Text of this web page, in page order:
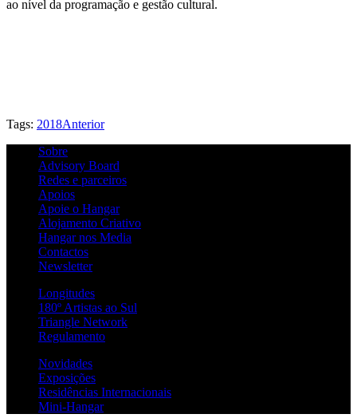
ao nível da programação e gestão cultural.
Tags: 2018Anterior
Sobre
Advisory Board
Redes e parceiros
Apoios
Apoie o Hangar
Alojamento Criativo
Hangar nos Media
Contactos
Newsletter
Longitudes
180º Artistas ao Sul
Triangle Network
Regulamento
Novidades
Exposições
Residências Internacionais
Mini-Hangar